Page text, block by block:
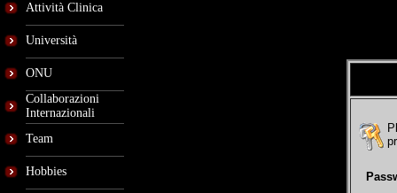
Attività Clinica
Università
ONU
Collaborazioni
Internazionali
Team
Hobbies